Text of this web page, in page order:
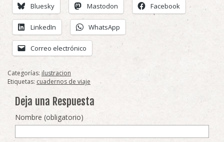
Bluesky Mastodon Facebook
LinkedIn WhatsApp
Correo electrónico
Categorías: ilustracion
Etiquetas: cuadernos de viaje
Deja una Respuesta
Nombre (obligatorio)